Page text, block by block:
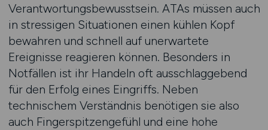
Verantwortungsbewusstsein. ATAs müssen auch
in stressigen Situationen einen kühlen Kopf
bewahren und schnell auf unerwartete
Ereignisse reagieren können. Besonders in
Notfällen ist ihr Handeln oft ausschlaggebend
für den Erfolg eines Eingriffs. Neben
technischem Verständnis benötigen sie also
auch Fingerspitzengefühl und eine hohe